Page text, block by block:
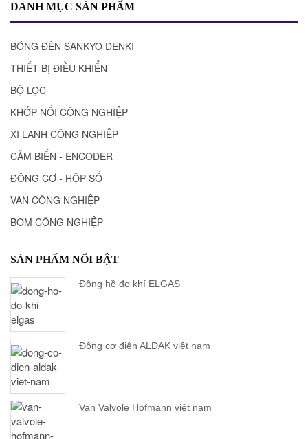
DANH MỤC SẢN PHẨM
BÓNG ĐÈN SANKYO DENKI
THIẾT BỊ ĐIỀU KHIỂN
BỘ LỌC
KHỚP NỐI CÔNG NGHIỆP
XI LANH CÔNG NGHIÊP
CẢM BIẾN - ENCODER
ĐỘNG CƠ - HỘP SỐ
VAN CÔNG NGHIỆP
BƠM CÔNG NGHIỆP
SẢN PHẨM NỔI BẬT
Đồng hồ đo khí ELGAS
Động cơ điện ALDAK việt nam
Van Valvole Hofmann việt nam